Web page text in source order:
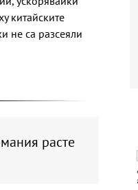
китайските
не са разсеяли
расте